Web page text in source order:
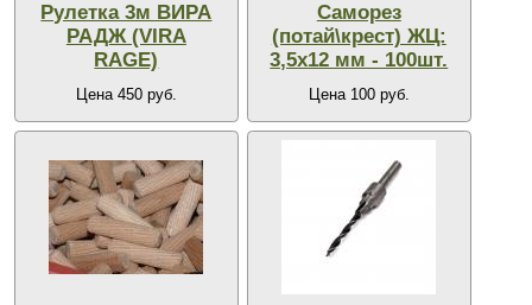
Рулетка 3м ВИРА
РАДЖ (VIRA
RAGE)
Цена 450 руб.
Саморез
(потай\крест) ЖЦ:
3,5х12 мм - 100шт.
Цена 100 руб.